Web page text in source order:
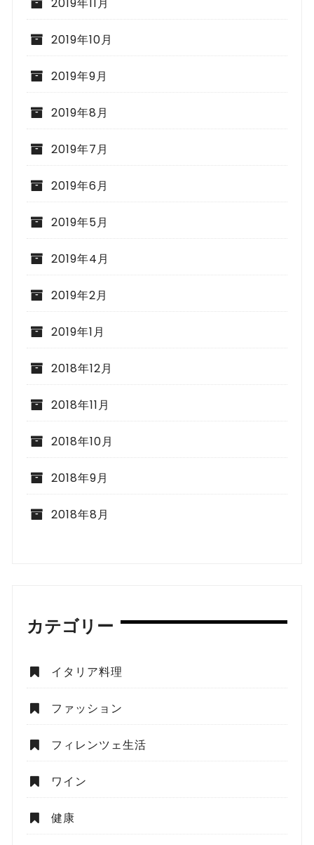
2019年10月
2019年9月
2019年8月
2019年7月
2019年6月
2019年5月
2019年4月
2019年2月
2019年1月
2018年12月
2018年11月
2018年10月
2018年9月
2018年8月
カテゴリー
イタリア料理
ファッション
フィレンツェ生活
ワイン
健康